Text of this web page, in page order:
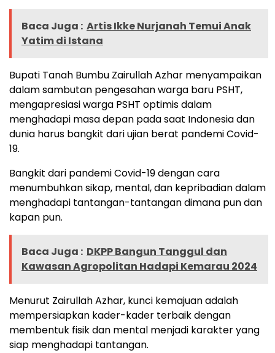
Baca Juga : Artis Ikke Nurjanah Temui Anak
Yatim di Istana
Bupati Tanah Bumbu Zairullah Azhar menyampaikan
dalam sambutan pengesahan warga baru PSHT,
mengapresiasi warga PSHT optimis dalam
menghadapi masa depan pada saat Indonesia dan
dunia harus bangkit dari ujian berat pandemi Covid-
19.
Bangkit dari pandemi Covid-19 dengan cara
menumbuhkan sikap, mental, dan kepribadian dalam
menghadapi tantangan-tantangan dimana pun dan
kapan pun.
Baca Juga : DKPP Bangun Tanggul dan
Kawasan Agropolitan Hadapi Kemarau 2024
Menurut Zairullah Azhar, kunci kemajuan adalah
mempersiapkan kader-kader terbaik dengan
membentuk fisik dan mental menjadi karakter yang
siap menghadapi tantangan.